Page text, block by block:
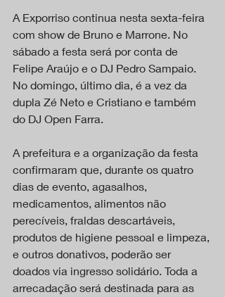
A Exporriso continua nesta sexta-feira
com show de Bruno e Marrone. No
sábado a festa será por conta de
Felipe Araújo e o DJ Pedro Sampaio.
No domingo, último dia, é a vez da
dupla Zé Neto e Cristiano e também
do DJ Open Farra.
A prefeitura e a organização da festa
confirmaram que, durante os quatro
dias de evento, agasalhos,
medicamentos, alimentos não
perecíveis, fraldas descartáveis,
produtos de higiene pessoal e limpeza,
e outros donativos, poderão ser
doados via ingresso solidário. Toda a
arrecadação será destinada para as